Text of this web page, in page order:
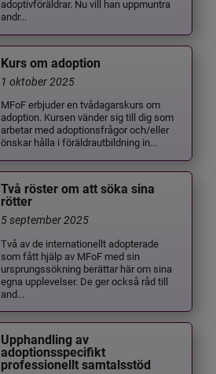
adoptivföräldrar. Nu vill han uppmuntra
andr...
Kurs om adoption
1 oktober 2025
MFoF erbjuder en tvådagarskurs om
adoption. Kursen vänder sig till dig som
arbetar med adoptionsfrågor och/eller
önskar hålla i föräldrautbildning in...
Två röster om att söka sina
rötter
5 september 2025
Två av de internationellt adopterade
som fått hjälp av MFoF med sin
ursprungssökning berättar här om sina
egna upplevelser. De ger också råd till
and...
Upphandling av
adoptionsspecifikt
professionellt samtalsstöd